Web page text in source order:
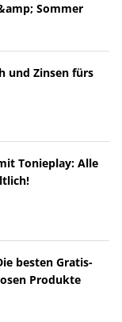
Sommer
und Zinsen fürs
Tonieplay: Alle
besten Gratis-
Produkte